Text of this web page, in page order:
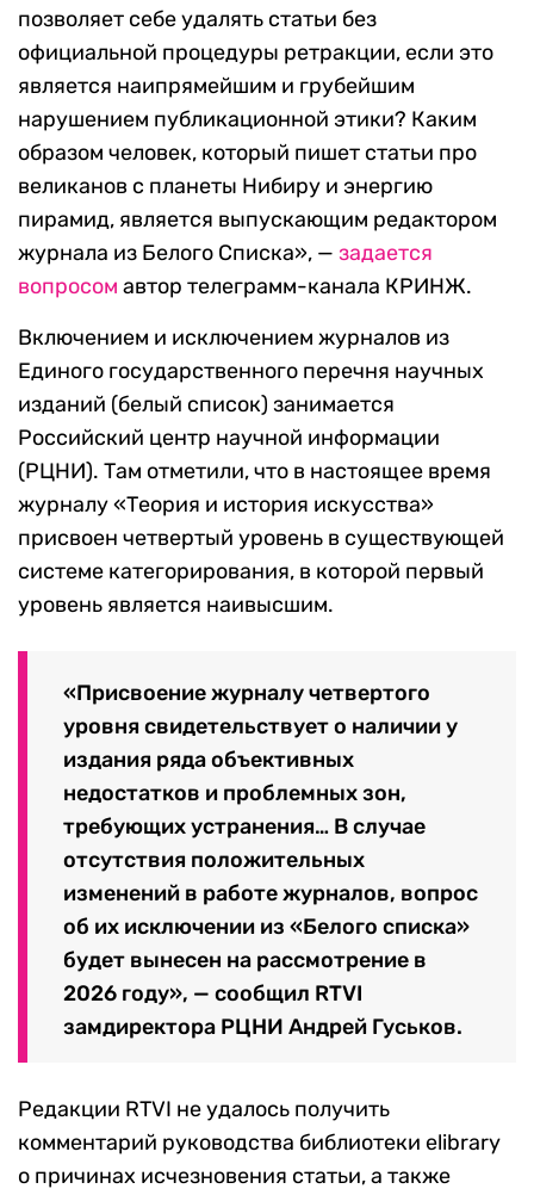
позволяет себе удалять статьи без
официальной процедуры ретракции, если это
является наипрямейшим и грубейшим
нарушением публикационной этики? Каким
образом человек, который пишет статьи про
великанов с планеты Нибиру и энергию
пирамид, является выпускающим редактором
журнала из Белого Списка», — задается
вопросом автор телеграмм-канала КРИНЖ.
Включением и исключением журналов из
Единого государственного перечня научных
изданий (белый список) занимается
Российский центр научной информации
(РЦНИ). Там отметили, что в настоящее время
журналу «Теория и история искусства»
присвоен четвертый уровень в существующей
системе категорирования, в которой первый
уровень является наивысшим.
«Присвоение журналу четвертого
уровня свидетельствует о наличии у
издания ряда объективных
недостатков и проблемных зон,
требующих устранения… В случае
отсутствия положительных
изменений в работе журналов, вопрос
об их исключении из «Белого списка»
будет вынесен на рассмотрение в
2026 году», — сообщил RTVI
замдиректора РЦНИ Андрей Гуськов.
Редакции RTVI не удалось получить
комментарий руководства библиотеки elibrary
о причинах исчезновения статьи, а также